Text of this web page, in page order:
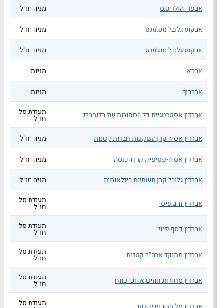
אבפרו הולדינגס מניה חו"ל
אבקוס גלובל מנג'מנט מניה חו"ל
אבקוס גלובל מנג'מנט מניה חו"ל
אברא מניות
אברבוך מניות
אברדין אסטרטגיית כל הסחורות של בלומברג תעודת סל
חו"ל
אברדין אסיה קרן השקעות חברות קטנות
מניה חו"ל
אברדין אסיה-פסיפיק קרן הכנסה מניה חו"ל
אברדין גלובל קרן תשתיות בינלאומית מניה חו"ל
אברדין זהב פיסי תעודת סל
חו"ל
אברדין כסף פיזי תעודת סל
חו"ל
אברדין ממוקד ארה"ב קטנות תעודת סל
חו"ל
אברדין סחורות חוזים ארוכי טווח תעודת סל
חו"ל
תעודת סל